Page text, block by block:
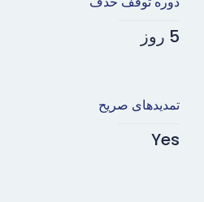
5 روز
تمدیدهای صریح
Yes